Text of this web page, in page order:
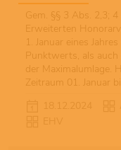
Gem. §§ 3 Abs. 2,3;
Erweiterten
1. Januar eines
Punktwerts, als
der Maximalumlage.
Zeitraum 01. Januar